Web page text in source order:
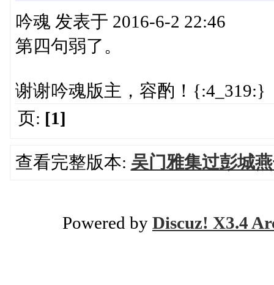
吟魂 发表于 2016-6-2 22:46
第四句弱了。
谢谢吟魂版主，容酌！{:4_319:}
页: [1]
查看完整版本: 吴门雅集过彭城
Powered by Discuz! X3.4